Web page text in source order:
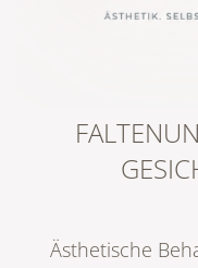
Ästhetische